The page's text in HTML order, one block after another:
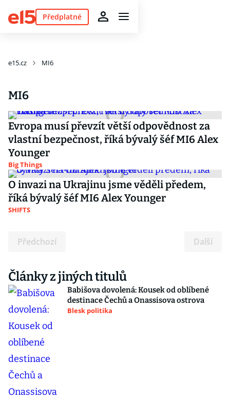
Předplatné
e15.cz MI6
MI6
Evropa musí převzít větší odpovědnost za
vlastní bezpečnost, říká bývalý šéf MI6 Alex
Younger
Big Things
O invazi na Ukrajinu jsme věděli předem,
říká bývalý šéf MI6 Alex Younger
SHIFTS
Předchozí Další
Články z jiných titulů
Babišova dovolená: Kousek od oblíbené
destinace Čechů a Onassisova ostrova
Blesk politika